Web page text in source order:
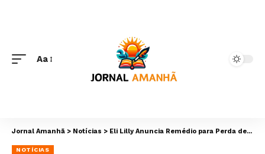
Aa
Jornal Amanhã > Notícias > Eli Lilly Anuncia Remédio para Perda de Peso com Sucesso
NOTÍCIAS